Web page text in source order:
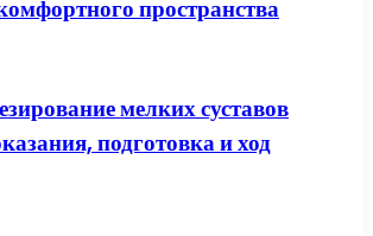
пространства
мелких суставов
подготовка и ход